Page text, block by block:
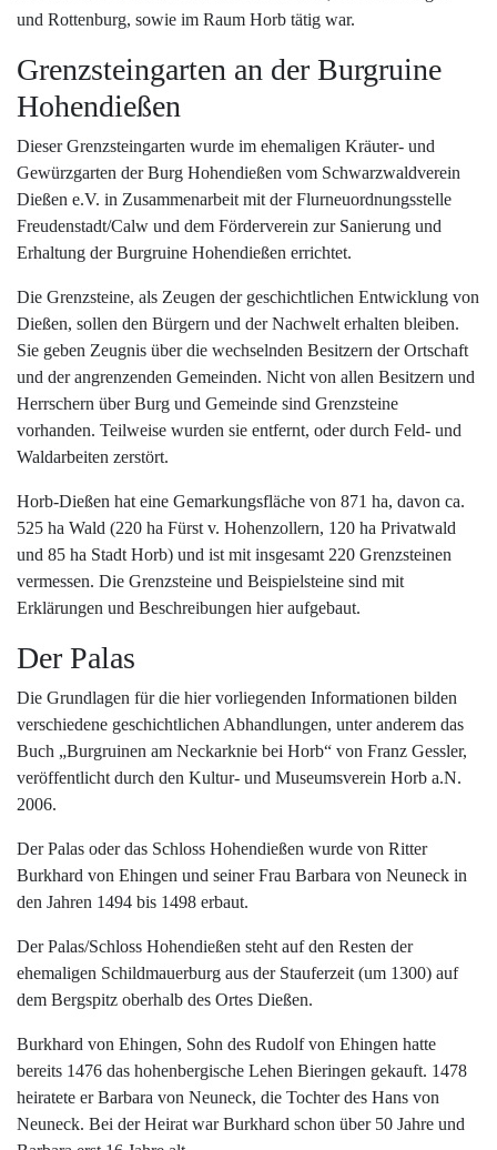
und Rottenburg, sowie im Raum Horb tätig war.
Grenzsteingarten an der Burgruine
Hohendießen
Dieser Grenzsteingarten wurde im ehemaligen Kräuter- und
Gewürzgarten der Burg Hohendießen vom Schwarzwaldverein
Dießen e.V. in Zusammenarbeit mit der Flurneuordnungsstelle
Freudenstadt/Calw und dem Förderverein zur Sanierung und
Erhaltung der Burgruine Hohendießen errichtet.
Die Grenzsteine, als Zeugen der geschichtlichen Entwicklung von
Dießen, sollen den Bürgern und der Nachwelt erhalten bleiben.
Sie geben Zeugnis über die wechselnden Besitzern der Ortschaft
und der angrenzenden Gemeinden. Nicht von allen Besitzern und
Herrschern über Burg und Gemeinde sind Grenzsteine
vorhanden. Teilweise wurden sie entfernt, oder durch Feld- und
Waldarbeiten zerstört.
Horb-Dießen hat eine Gemarkungsfläche von 871 ha, davon ca.
525 ha Wald (220 ha Fürst v. Hohenzollern, 120 ha Privatwald
und 85 ha Stadt Horb) und ist mit insgesamt 220 Grenzsteinen
vermessen. Die Grenzsteine und Beispielsteine sind mit
Erklärungen und Beschreibungen hier aufgebaut.
Der Palas
Die Grundlagen für die hier vorliegenden Informationen bilden
verschiedene geschichtlichen Abhandlungen, unter anderem das
Buch „Burgruinen am Neckarknie bei Horb“ von Franz Gessler,
veröffentlicht durch den Kultur- und Museumsverein Horb a.N.
2006.
Der Palas oder das Schloss Hohendießen wurde von Ritter
Burkhard von Ehingen und seiner Frau Barbara von Neuneck in
den Jahren 1494 bis 1498 erbaut.
Der Palas/Schloss Hohendießen steht auf den Resten der
ehemaligen Schildmauerburg aus der Stauferzeit (um 1300) auf
dem Bergspitz oberhalb des Ortes Dießen.
Burkhard von Ehingen, Sohn des Rudolf von Ehingen hatte
bereits 1476 das hohenbergische Lehen Bieringen gekauft. 1478
heiratete er Barbara von Neuneck, die Tochter des Hans von
Neuneck. Bei der Heirat war Burkhard schon über 50 Jahre und